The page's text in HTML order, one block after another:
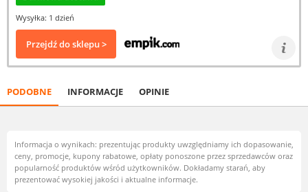
Wysyłka: 1 dzień
Przejdź do sklepu >
PODOBNE INFORMACJE OPINIE
Informacja o wynikach: prezentując produkty uwzględniamy ich dopasowanie,
ceny, promocje, kupony rabatowe, opłaty ponoszone przez sprzedawców oraz
popularność produktów wśród użytkowników. Dokładamy starań, aby
prezentować wysokiej jakości i aktualne informacje.